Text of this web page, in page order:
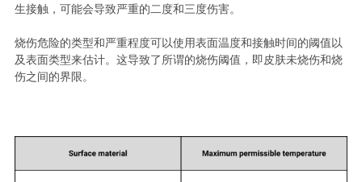
生接触，可能会导致严重的二度和三度伤害。
烧伤危险的类型和严重程度可以使用表面温度和接触时间的阈值以
及表面类型来估计。这导致了所谓的烧伤阈值，即皮肤未烧伤和烧
伤之间的界限。